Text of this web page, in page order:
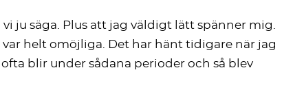
ju säga. Plus att jag väldigt lätt spänner mig.
helt omöjliga. Det har hänt tidigare när jag
blir under sådana perioder och så blev